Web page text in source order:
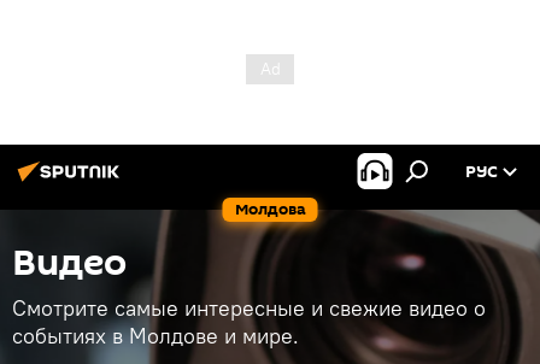
Молдова
РУС
Видео
Смотрите самые интересные и свежие видео о
событиях в Молдове и мире.